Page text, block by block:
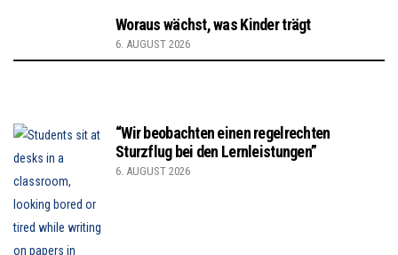
Woraus wächst, was Kinder trägt
6. AUGUST 2026
“Wir beobachten einen regelrechten
Sturzflug bei den Lernleistungen”
6. AUGUST 2026